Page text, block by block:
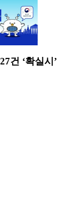
건 ‘확실시’